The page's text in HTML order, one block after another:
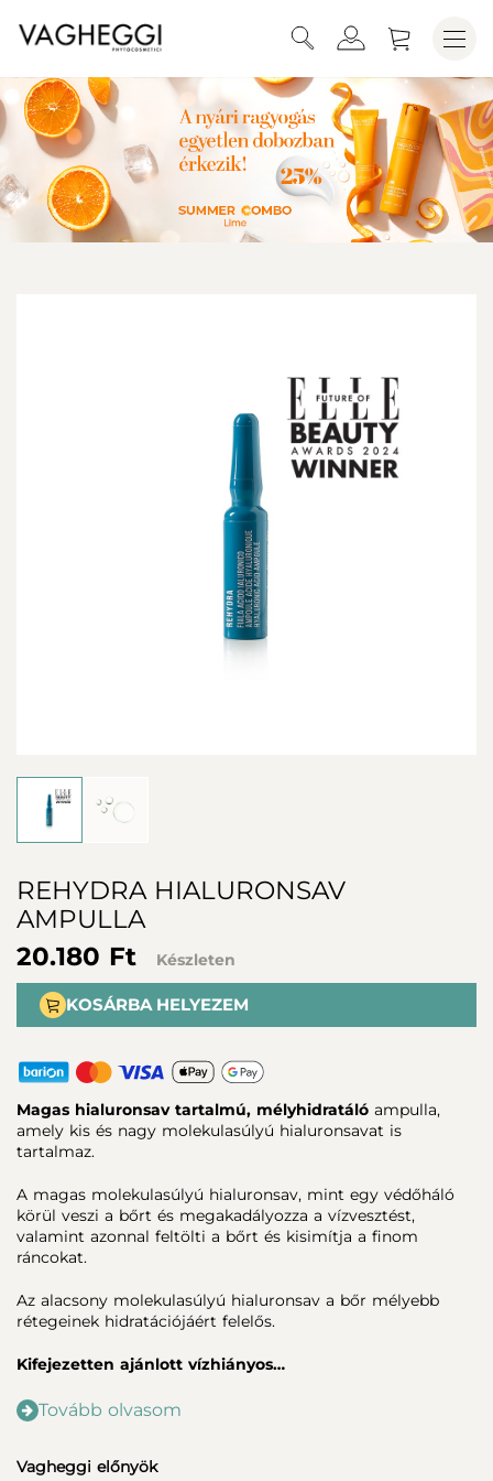
REHYDRA HIALURONSAV AMPULLA KOSÁRBA HELYEZEM
REHYDRA HIALURONSAV
AMPULLA
20.180 Ft
Készleten
KOSÁRBA HELYEZEM
Magas hialuronsav tartalmú, mélyhidratáló ampulla,
amely kis és nagy molekulasúlyú hialuronsavat is
tartalmaz.
A magas molekulasúlyú hialuronsav, mint egy védőháló
körül veszi a bőrt és megakadályozza a vízvesztést,
valamint azonnal feltölti a bőrt és kisimítja a finom
ráncokat.
Az alacsony molekulasúlyú hialuronsav a bőr mélyebb
rétegeinek hidratációjáért felelős.
Kifejezetten ajánlott vízhiányos…
Tovább olvasom
Vagheggi előnyök